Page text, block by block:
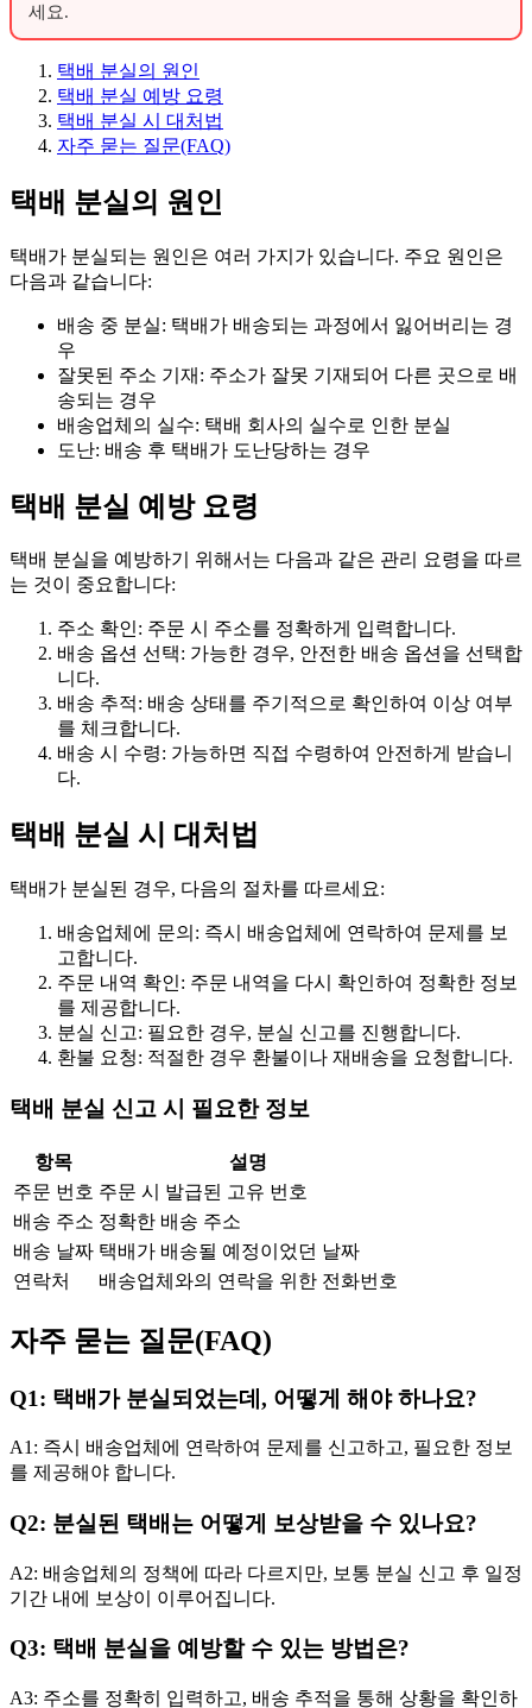
세요.
택배 분실의 원인
택배 분실 예방 요령
택배 분실 시 대처법
자주 묻는 질문(FAQ)
택배 분실의 원인
택배가 분실되는 원인은 여러 가지가 있습니다. 주요 원인은
다음과 같습니다:
배송 중 분실: 택배가 배송되는 과정에서 잃어버리는 경
우
잘못된 주소 기재: 주소가 잘못 기재되어 다른 곳으로 배
송되는 경우
배송업체의 실수: 택배 회사의 실수로 인한 분실
도난: 배송 후 택배가 도난당하는 경우
택배 분실 예방 요령
택배 분실을 예방하기 위해서는 다음과 같은 관리 요령을 따르
는 것이 중요합니다:
주소 확인: 주문 시 주소를 정확하게 입력합니다.
배송 옵션 선택: 가능한 경우, 안전한 배송 옵션을 선택합
니다.
배송 추적: 배송 상태를 주기적으로 확인하여 이상 여부
를 체크합니다.
배송 시 수령: 가능하면 직접 수령하여 안전하게 받습니
다.
택배 분실 시 대처법
택배가 분실된 경우, 다음의 절차를 따르세요:
배송업체에 문의: 즉시 배송업체에 연락하여 문제를 보
고합니다.
주문 내역 확인: 주문 내역을 다시 확인하여 정확한 정보
를 제공합니다.
분실 신고: 필요한 경우, 분실 신고를 진행합니다.
환불 요청: 적절한 경우 환불이나 재배송을 요청합니다.
택배 분실 신고 시 필요한 정보
항목
설명
주문 번호 주문 시 발급된 고유 번호
배송 주소 정확한 배송 주소
배송 날짜 택배가 배송될 예정이었던 날짜
연락처
배송업체와의 연락을 위한 전화번호
자주 묻는 질문(FAQ)
Q1: 택배가 분실되었는데, 어떻게 해야 하나요?
A1: 즉시 배송업체에 연락하여 문제를 신고하고, 필요한 정보
를 제공해야 합니다.
Q2: 분실된 택배는 어떻게 보상받을 수 있나요?
A2: 배송업체의 정책에 따라 다르지만, 보통 분실 신고 후 일정
기간 내에 보상이 이루어집니다.
Q3: 택배 분실을 예방할 수 있는 방법은?
A3: 주소를 정확히 입력하고, 배송 추적을 통해 상황을 확인하